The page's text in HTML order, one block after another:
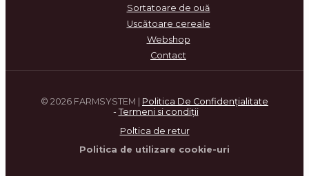
Sortatoare de ouă
Uscătoare cereale
Webshop
Contact
© 2026 FARMSYSTEM | Politica De Confidenţialitate
- Termeni si condiţii
Poltica de retur
Politica de utilizare cookie-uri